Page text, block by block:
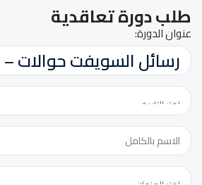
طلب دورة تعاقدية
الدورة:
عنوان
عنوان الدورة: